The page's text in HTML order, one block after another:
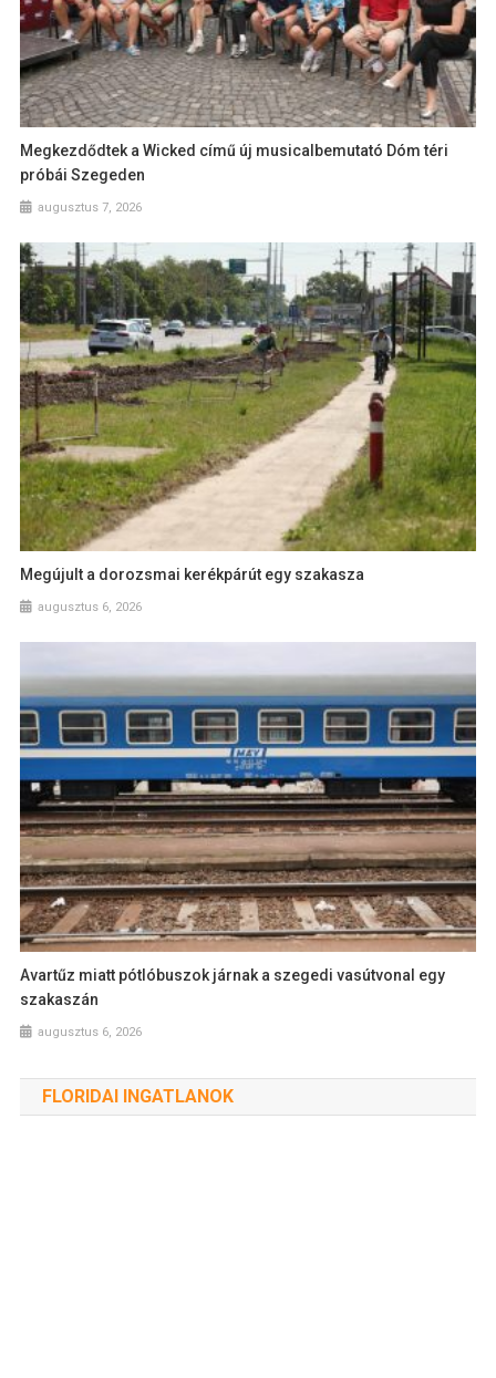
Megkezdődtek a Wicked című új musicalbemutató Dóm téri
próbái Szegeden
augusztus 7, 2026
Megújult a dorozsmai kerékpárút egy szakasza
augusztus 6, 2026
Avartűz miatt pótlóbuszok járnak a szegedi vasútvonal egy
szakaszán
augusztus 6, 2026
FLORIDAI INGATLANOK